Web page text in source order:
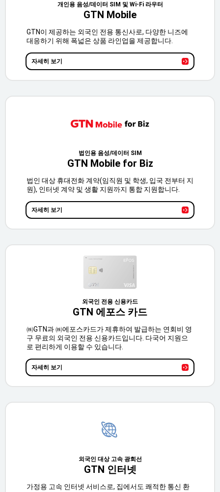
개인용 음성/데이터 SIM 및 Wi-Fi 라우터
GTN Mobile
GTN이 제공하는 외국인 전용 통신사로, 다양한 니즈에
대응하기 위해 폭넓은 상품 라인업을 제공합니다.
자세히 보기
법인용 음성/데이터 SIM
GTN Mobile for Biz
법인 대상 휴대전화 계약(임직원 및 학생, 입국 전부터 지
원), 인터넷 계약 및 생활 지원까지 통합 지원합니다.
자세히 보기
외국인 전용 신용카드
GTN 에포스 카드
㈱GTN과 ㈱에포스카드가 제휴하여 발급하는 연회비 영
구 무료의 외국인 전용 신용카드입니다. 다국어 지원으
로 편리하게 이용할 수 있습니다.
자세히 보기
외국인 대상 고속 광회선
GTN 인터넷
가정용 고속 인터넷 서비스로, 집에서도 쾌적한 통신 환